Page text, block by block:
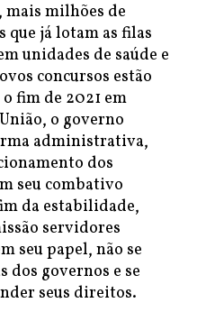
mais milhões de
que já lotam as filas
unidades de saúde e
concursos estão
fim de 2021 em
o governo
administrativa,
dos
seu combativo
da estabilidade,
servidores
seu papel, não se
dos governos e se
seus direitos.